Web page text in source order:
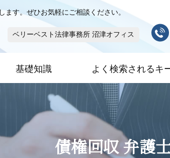
債権回収 弁護
す。ぜひお気軽にご相談ください。
ベリーベスト法律事務所 沼津オフィス
基礎知識 よく検索されるキ